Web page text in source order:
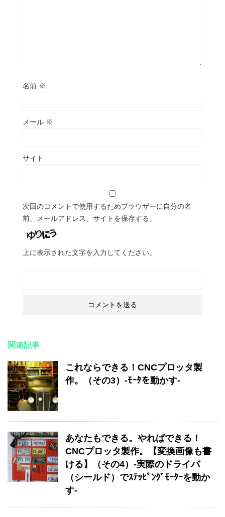
名前 ※
メール ※
サイト
次回のコメントで使用するためブラウザーに自分の名
前、メールアドレス、サイトを保存する。
上に表示された文字を入力してください。
関連記事
これならできる！CNCプロッタ製
作。（その3）-ﾓｰﾀを動かす-
あなたもできる。やればできる！
CNCプロッタ製作。【変換画像も書
ける】（その4）-実際のドライバ
（シールド）でｽﾃｯﾋﾟﾝｸﾞﾓｰﾀｰを動か
す-